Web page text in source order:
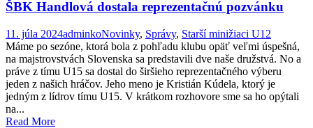
ŠBK Handlová dostala reprezentačnú pozvánku
11. júla 2024adminkoNovinky, Správy, Starší minižiaci U12
Máme po sezóne, ktorá bola z pohľadu klubu opäť veľmi úspešná,
na majstrovstvách Slovenska sa predstavili dve naše družstvá. No a
práve z tímu U15 sa dostal do širšieho reprezentačného výberu
jeden z našich hráčov. Jeho meno je Kristián Kúdela, ktorý je
jedným z lídrov tímu U15. V krátkom rozhovore sme sa ho opýtali
na...
Read More